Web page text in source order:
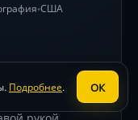
•США
втягивается в
Подробнее. ОК